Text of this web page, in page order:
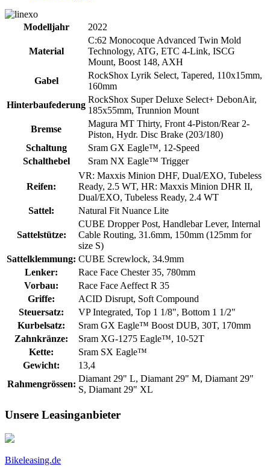
Modelljahr 2022
Material
C:62 Monocoque Advanced Twin Mold
Technology, ATG, ETC 4-Link, ISCG
Mount, Boost 148, AXH
Gabel
RockShox Lyrik Select, Tapered, 110x15mm,
160mm
Hinterbaufederung
RockShox Super Deluxe Select+ DebonAir,
185x55mm, Trunnion Mount
Bremse
Magura MT Thirty, Front 4-Piston/Rear 2-
Piston, Hydr. Disc Brake (203/180)
Schaltung
Sram GX Eagle™, 12-Speed
Schalthebel
Sram NX Eagle™ Trigger
Reifen:
VR: Maxxis Minion DHF, Dual/EXO, Tubeless
Ready, 2.5 WT, HR: Maxxis Minion DHR II,
Dual/EXO, Tubeless Ready, 2.4 WT
Sattel:
Natural Fit Nuance Lite
Sattelstütze:
CUBE Dropper Post, Handlebar Lever, Internal
Cable Routing, 31.6mm, 150mm (125mm for
size S)
Sattelklemmung: CUBE Screwlock, 34.9mm
Lenker:
Race Face Chester 35, 780mm
Vorbau:
Race Face Aeffect R 35
Griffe:
ACID Disrupt, Soft Compound
Steuersatz:
VP Integrated, Top 1 1/8", Bottom 1 1/2"
Kurbelsatz:
Sram GX Eagle™ Boost DUB, 30T, 170mm
Zahnkränze:
Sram XG-1275 Eagle™, 10-52T
Kette:
Sram SX Eagle™
Gewicht:
13,4
Rahmengrössen:
Diamant 29" L, Diamant 29" M, Diamant 29"
S, Diamant 29" XL
Unsere Leasinganbieter
Bikeleasing.de